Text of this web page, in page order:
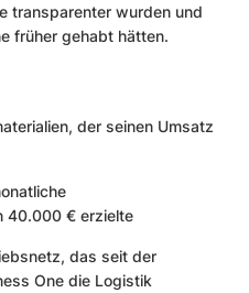
transparenter wurden und
früher gehabt hätten.
der seinen Umsatz
40.000 € erzielte
das seit der
One die Logistik